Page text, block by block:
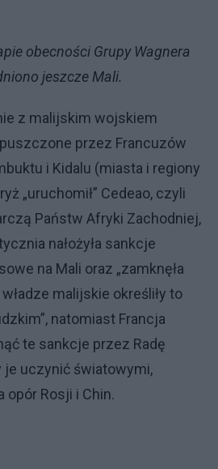
obecności Grupy Wagnera
jeszcze Mali.
z malijskim wojskiem
przez Francuzów
i Kidalu (miasta i regiony
„uruchomił” Cedeao, czyli
Państw Afryki Zachodniej,
nałożyła sankcje
na Mali oraz „zamknęła
malijskie określiły to
natomiast Francja
te sankcje przez Radę
je uczynić światowymi,
opór Rosji i Chin.